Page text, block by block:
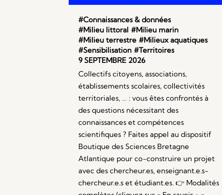
#Connaissances & données
#Milieu littoral #Milieu marin
#Milieu terrestre #Milieux aquatiques
#Sensibilisation #Territoires
9 SEPTEMBRE 2026
Collectifs citoyens, associations,
établissements scolaires, collectivités
territoriales, … : vous êtes confrontés à
des questions nécessitant des
connaissances et compétences
scientifiques ? Faites appel au dispositif
Boutique des Sciences Bretagne
Atlantique pour co-construire un projet
avec des chercheur.es, enseignant.e.s-
chercheur.e.s et étudiant.es. 👉 Modalités